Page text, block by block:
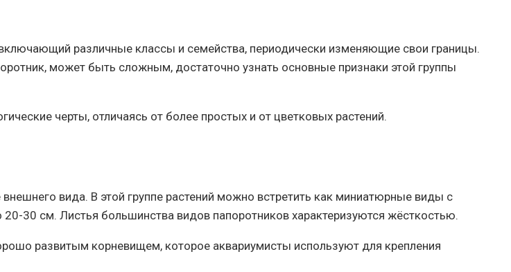
различные классы и семейства, периодически изменяющие свои границы.
может быть сложным, достаточно узнать основные признаки этой группы
черты, отличаясь от более простых и от цветковых растений.
вида. В этой группе растений можно встретить как миниатюрные виды с
30 см. Листья большинства видов папоротников характеризуются жёсткостью.
развитым корневищем, которое аквариумисты используют для крепления